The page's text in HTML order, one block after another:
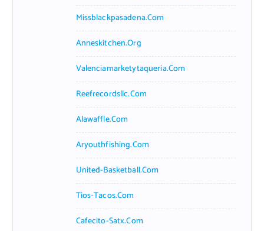
Missblackpasadena.com
Anneskitchen.org
Valenciamarketytaqueria.com
Reefrecordsllc.com
Alawaffle.com
Aryouthfishing.com
United-Basketball.com
Tios-Tacos.com
Cafecito-Satx.com